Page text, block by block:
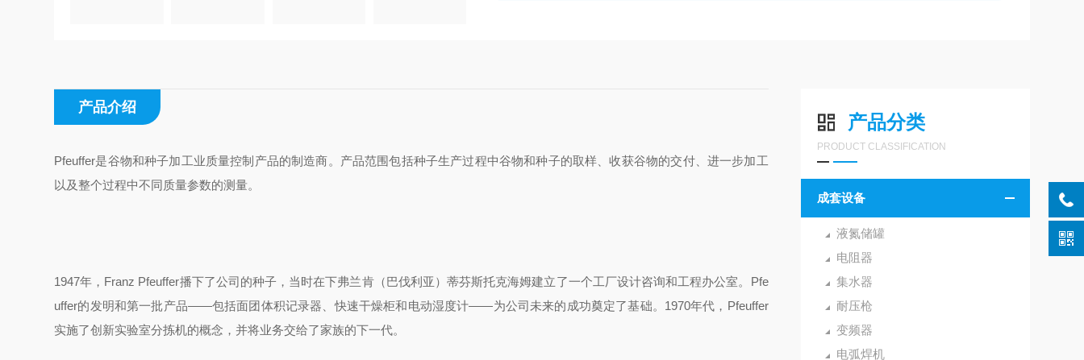
产品分类
PRODUCT CLASSIFICATION
成套设备
液氮储罐
电阻器
集水器
耐压枪
变频器
电弧焊机
产品介绍
Pfeuffer是谷物和种子加工业质量控制产品的制造商。产品范围包括种子生产过程中谷物和种子的取样、收获谷物的交付、进一步加工
以及整个过程中不同质量参数的测量。
1947年， Franz Pfeuffer播下了公司的种子，当时在下弗兰肯（巴伐利亚）蒂芬斯托克海姆建立了一个工厂设计咨询和工程办公室。 Pfe
uffer的发明和第一批产品——包括面团体积记录器、快速干燥柜和电动湿度计——为公司未来的成功奠定了基础。 1970年代， Pfeuffer
实施了创新实验室分拣机的概念，并将业务交给了家族的下一代。